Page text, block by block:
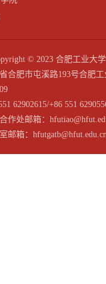
© 2023 合肥工业大
合肥市屯溪路193号合肥
62902615/+86 551
作处邮箱：
邮箱：